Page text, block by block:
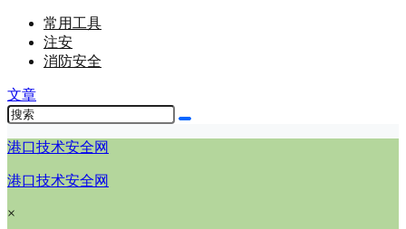
常用工具
注安
消防安全
文章
港口技术安全网
港口技术安全网
×